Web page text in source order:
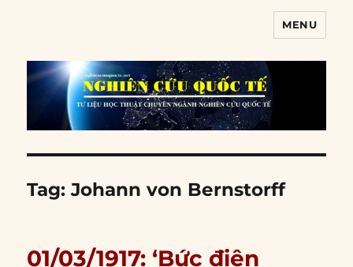
MENU
Tag:Johann von Bernstorff
01/03/1917: ‘Bức điện